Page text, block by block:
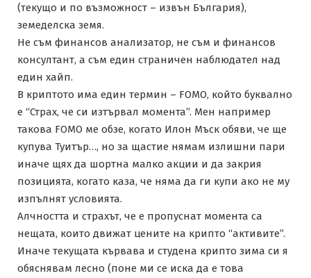
(текущо и по възможност – извън България),
земеделска земя.
Не съм финансов анализатор, не съм и финансов
консултант, а съм един страничен наблюдател над
един хайп.
В криптото има един термин – FOMO, който буквално
е “Страх, че си изтървал момента”. Мен например
такова FOMO ме обзе, когато Илон Мъск обяви, че ще
купува Туитър…, но за щастие нямам излишни пари
иначе щях да шортна малко акции и да закрия
позицията, когато каза, че няма да ги купи ако не му
изпълнят условията.
Алчността и страхът, че е пропуснат момента са
нещата, които движат цените на крипто “активите”.
Иначе текущата кървава и студена крипто зима си я
обяснявам лесно (поне ми се иска да е това